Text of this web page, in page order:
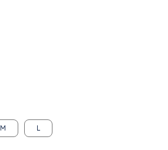
M L